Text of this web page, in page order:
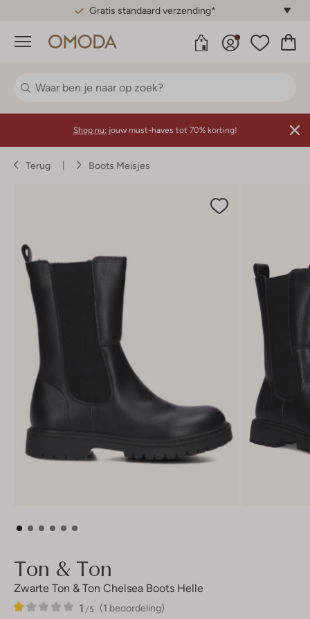
Gratis standaard verzending*
Menu
Shop nu: jouw must-haves tot 70% korting!
Terug Boots Meisjes
Ton & Ton
Zwarte Ton & Ton Chelsea Boots Helle
(1 beoordeling)
1 /5
1
1